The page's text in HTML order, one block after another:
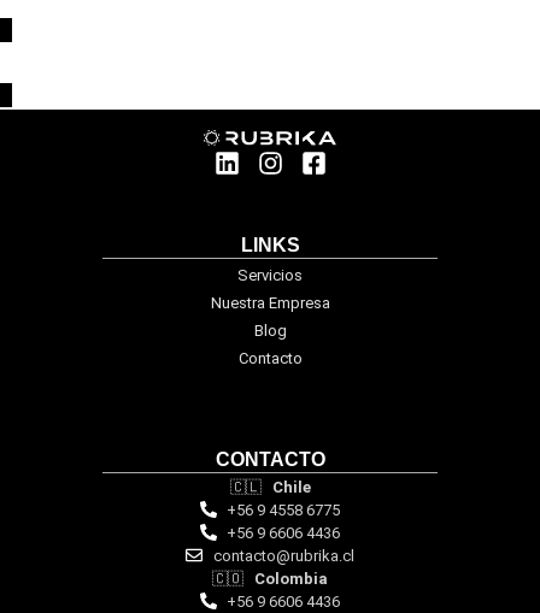
LINKS
Servicios
Nuestra Empresa
Blog
Contacto
CONTACTO
🇨🇱 Chile
+56 9 4558 6775
+56 9 6606 4436
contacto@rubrika.cl
🇨🇴 Colombia
+56 9 6606 4436